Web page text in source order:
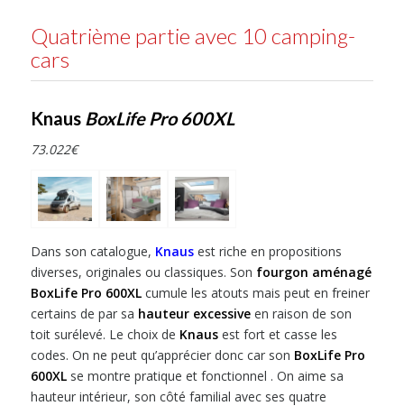
Quatrième partie avec 10 camping-
cars
Knaus BoxLife Pro 600XL
73.022€
Dans son catalogue, Knausest riche en propositions
diverses, originales ou classiques. Son fourgon aménagé
BoxLife Pro 600XLcumule les atouts mais peut en freiner
certains de par sa hauteur excessiveen raison de son
toit surélevé. Le choix de Knausest fort et casse les
codes. On ne peut qu’apprécier donc car son BoxLife Pro
600XLse montre pratique et fonctionnel . On aime sa
hauteur intérieur, son côté familial avec ses quatre